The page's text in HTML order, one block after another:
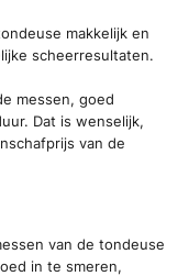
makkelijk en
scheerresultaten.
messen, goed
Dat is wenselijk,
van de
van de tondeuse
in te smeren,